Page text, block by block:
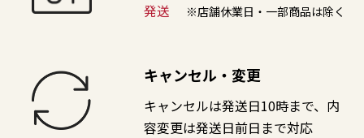
発送
※店舗休業日・一部商品は除く
キャンセル・変更
キャンセルは発送日10時まで、内
容変更は発送日前日まで対応